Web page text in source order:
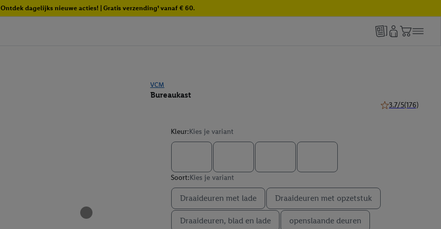
Ontdek dagelijks nieuwe acties! | Gratis verzending¹ vanaf € 60.
VCM
Bureaukast
3.7/5(176)
Kleur:Kies je variant
Soort:Kies je variant
Draaideuren met lade Draaideuren met opzetstuk
Draaideuren, blad en lade openslaande deuren